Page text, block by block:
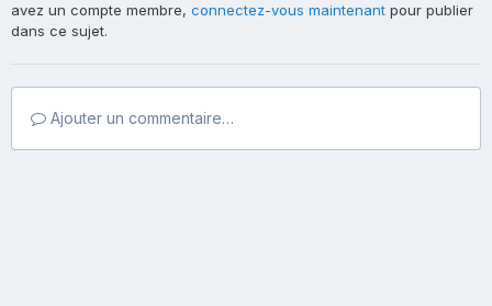
avez un compte membre, connectez-vous maintenant pour publier
dans ce sujet.
Ajouter un commentaire…